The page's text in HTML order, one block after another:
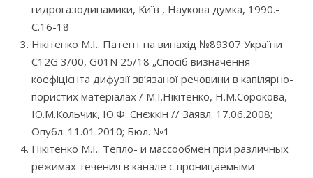
гидрогазодинамики, Київ , Наукова думка, 1990.-
С.16-18
Нікітенко М.І.. Патент на винахід №89307 України
С12G 3/00, G01N 25/18 „Спосіб визначення
коефіцієнта дифузії зв’язаної речовини в капілярно-
пористих матеріалах / М.І.Нікітенко, Н.М.Сорокова,
Ю.М.Кольчик, Ю.Ф. Снєжкін // Заявл. 17.06.2008;
Опубл. 11.01.2010; Бюл. №1
Нікітенко М.І.. Тепло- и массообмен при различных
режимах течения в канале с проницаемыми